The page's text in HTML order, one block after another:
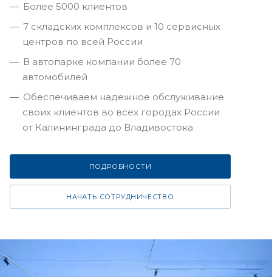
Более 5000 клиентов
7 складских комплексов и 10 сервисных
центров по всей России
В автопарке компании более 70
автомобилей
Обеспечиваем надежное обслуживание
своих клиентов во всех городах России
от Калининграда до Владивостока
ПОДРОБНОСТИ
НАЧАТЬ СОТРУДНИЧЕСТВО